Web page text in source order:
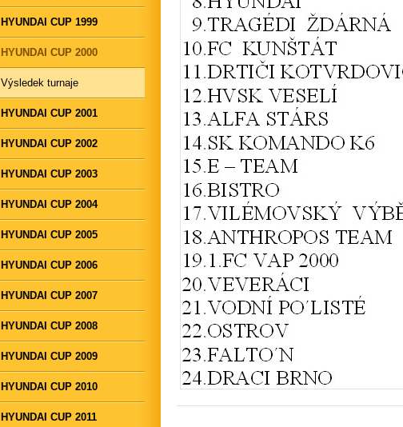
HYUNDAI CUP 1999
HYUNDAI CUP 2000
Výsledek turnaje
HYUNDAI CUP 2001
HYUNDAI CUP 2002
HYUNDAI CUP 2003
HYUNDAI CUP 2004
HYUNDAI CUP 2005
HYUNDAI CUP 2006
HYUNDAI CUP 2007
HYUNDAI CUP 2008
HYUNDAI CUP 2009
HYUNDAI CUP 2010
HYUNDAI CUP 2011